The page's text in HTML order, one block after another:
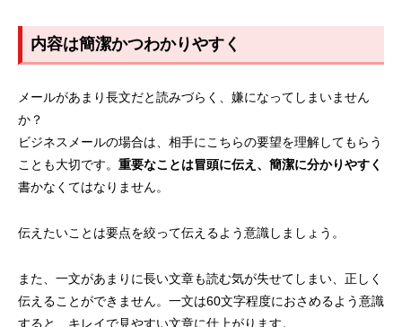
内容は簡潔かつわかりやすく
メールがあまり長文だと読みづらく、嫌になってしまいません
か？
ビジネスメールの場合は、相手にこちらの要望を理解してもらう
ことも大切です。 重要なことは冒頭に伝え、簡潔に分かりやすく
書かなくてはなりません。
伝えたいことは要点を絞って伝えるよう意識しましょう。
また、一文があまりに長い文章も読む気が失せてしまい、正しく
伝えることができません。一文は60文字程度におさめるよう意識
すると、キレイで見やすい文章に仕上がります。